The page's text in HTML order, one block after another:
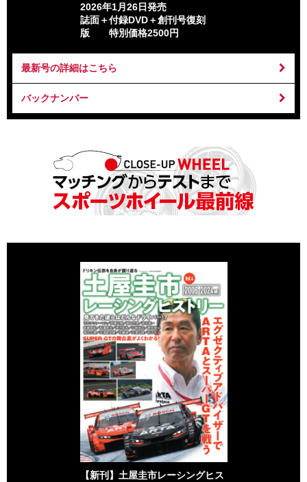
2026年1月26日発売
誌面＋付録DVD＋創刊号復刻
版 特別価格2500円
最新号の詳細はこちら
バックナンバー
【新刊】土屋圭市レーシングヒス